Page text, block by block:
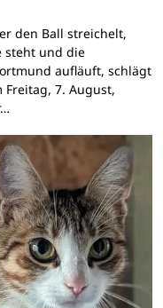
den Ball streichelt,
steht und die
aufläuft, schlägt
Freitag, 7. August,